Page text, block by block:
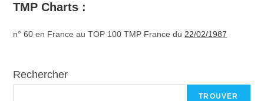
TMP Charts :
n° 60 en France au TOP 100 TMP France du 22/02/1987
Rechercher
TROUVER